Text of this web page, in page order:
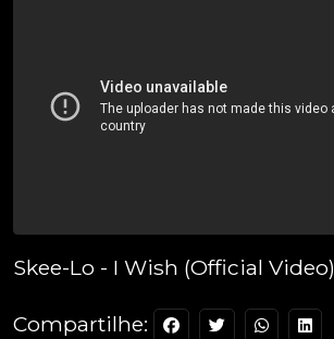
Skee-Lo - I Wish (Official Video)
Compartilhe: